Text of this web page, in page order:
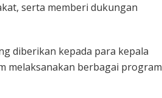
serta memberi dukungan
diberikan kepada para kepala
melaksanakan berbagai program